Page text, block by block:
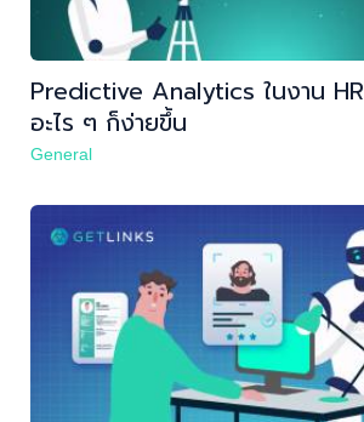
Predictive Analytics ในงาน
อะไร ๆ ก็ง่ายขึ้น
General